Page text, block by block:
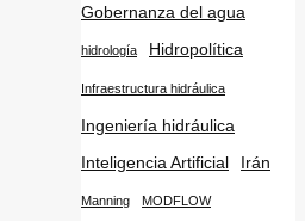
Gobernanza del agua
hidrología Hidropolítica
Infraestructura hidráulica
Ingeniería hidráulica
Inteligencia Artificial
Irán
Manning MODFLOW